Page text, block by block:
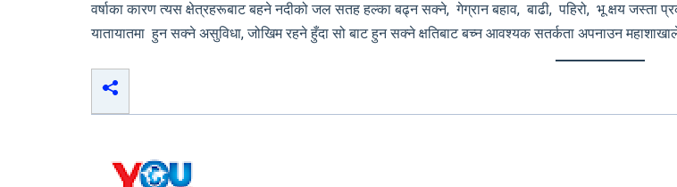
वर्षाका कारण त्यस क्षेत्रहरूबाट बहने नदीको जल सतह हल्का बढ्न सक्ने, गेग्रान बहाव, बाढी, पहिरो, भू क्षय
यातायातमा हुन सक्ने असुविधा, जोखिम रहने हुँदा सो बाट हुन सक्ने क्षतिबाट बच्न आवश्यक सतर्कता अपनाउन